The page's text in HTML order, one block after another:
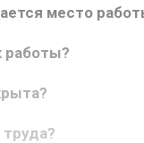
место
работы?